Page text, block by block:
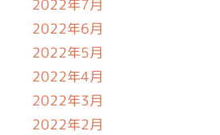
2022年7月
2022年6月
2022年5月
2022年4月
2022年3月
2022年2月